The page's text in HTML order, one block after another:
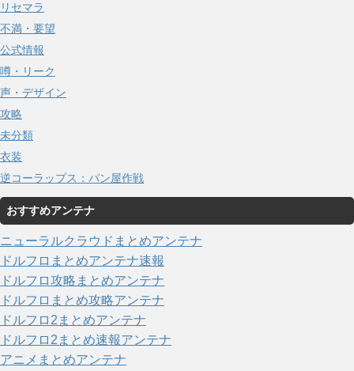
リセマラ
不満・要望
公式情報
噂・リーク
声・デザイン
攻略
未分類
衣装
逆コーラップス：パン屋作戦
おすすめアンテナ
ニューラルクラウドまとめアンテナ
ドルフロまとめアンテナ速報
ドルフロ攻略まとめアンテナ
ドルフロまとめ攻略アンテナ
ドルフロ2まとめアンテナ
ドルフロ2まとめ速報アンテナ
アニメまとめアンテナ